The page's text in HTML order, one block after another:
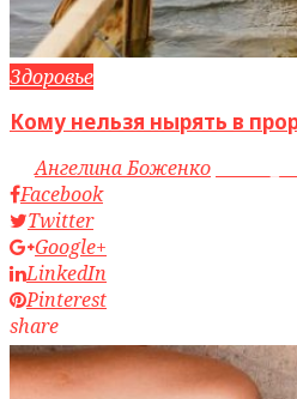
Здоровье
Кому нельзя нырять в
byАнгелина Боженко
Facebook
Twitter
Google+
LinkedIn
Pinterest
share